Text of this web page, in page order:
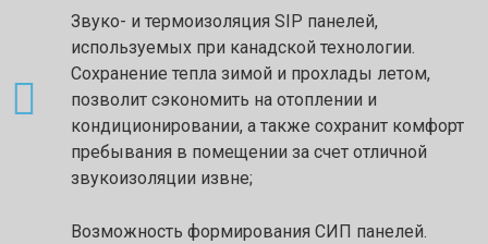
Звуко- и термоизоляция SIP панелей,
используемых при канадской технологии.
Сохранение тепла зимой и прохлады летом,
позволит сэкономить на отоплении и
кондиционировании, а также сохранит комфорт
пребывания в помещении за счет отличной
звукоизоляции извне;
Возможность формирования СИП панелей.